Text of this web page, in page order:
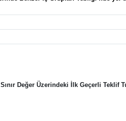
Değer Üzerindeki İlk Geçerli Teklif